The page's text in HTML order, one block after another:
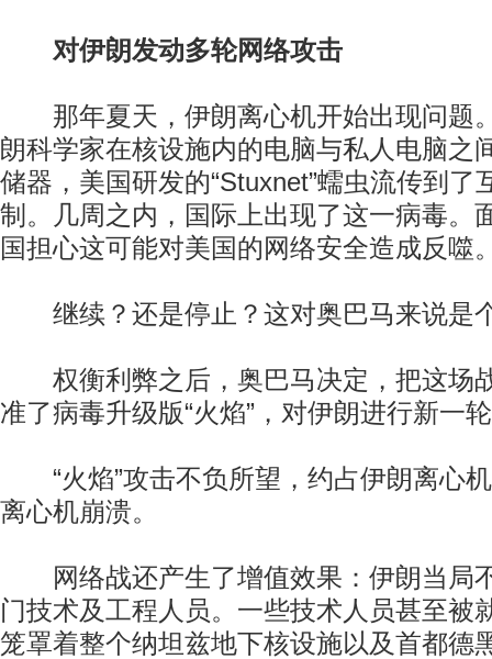
对伊朗发动多轮网络攻击
那年夏天，伊朗离心机开始出现问题
朗科学家在核设施内的电脑与私人电脑之
储器，美国研发的“Stuxnet”蠕虫流传到了
制。几周之内，国际上出现了这一病毒。
国担心这可能对美国的网络安全造成反噬
继续？还是停止？这对奥巴马来说是
权衡利弊之后，奥巴马决定，把这场
准了病毒升级版“火焰”，对伊朗进行新一
“火焰”攻击不负所望，约占伊朗离心
离心机崩溃。
网络战还产生了增值效果：伊朗当局
门技术及工程人员。一些技术人员甚至被
笼罩着整个纳坦兹地下核设施以及首都德